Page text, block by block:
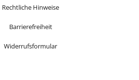
Rechtliche Hinweise
Barrierefreiheit
Widerrufsformular